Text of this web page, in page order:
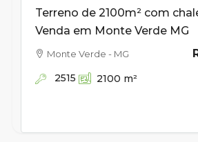
Terreno de 2100m² com
Venda em Monte Verde MG
Monte Verde - MG
2515 2100 m²